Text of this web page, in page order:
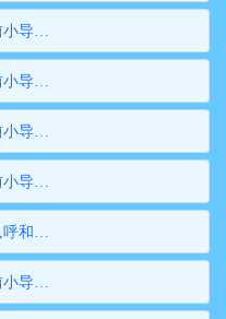
吕梁地质根管,吕梁钢花管,吕梁超前小导管,吕梁边坡支护管,吕梁钢管桩,吕梁隧道注浆管,吕梁管棚管
离石地质根管,离石钢花管,离石超前小导管,离石边坡支护管,离石钢管桩,离石隧道注浆管,离石管棚管
孝义地质根管,孝义钢花管,孝义超前小导管,孝义边坡支护管,孝义钢管桩,孝义隧道注浆管,孝义管棚管
汾阳地质根管,汾阳钢花管,汾阳超前小导管,汾阳边坡支护管,汾阳钢管桩,汾阳隧道注浆管,汾阳管棚管
呼和浩特地质根管,呼和浩特钢花管,呼和浩特超前小导管,呼和浩特边坡支护管,呼和浩特钢管桩,呼和浩特隧道注浆管,呼和浩特管棚管
新城地质根管,新城钢花管,新城超前小导管,新城边坡支护管,新城钢管桩,新城隧道注浆管,新城管棚管